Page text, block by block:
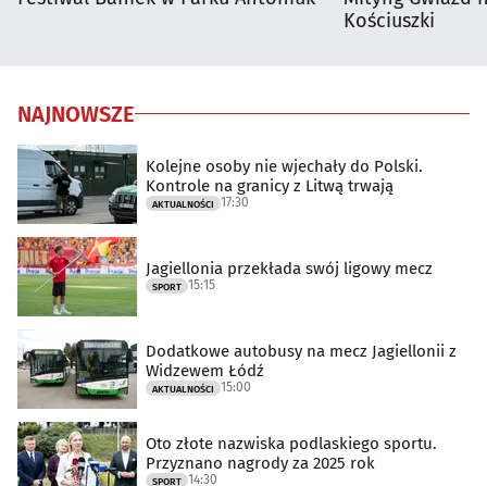
Kościuszki
NAJNOWSZE
Kolejne osoby nie wjechały do Polski.
Kontrole na granicy z Litwą trwają
AKTUALNOŚCI 17:30
Jagiellonia przekłada swój ligowy mecz
SPORT 15:15
Dodatkowe autobusy na mecz Jagiellonii z
Widzewem Łódź
AKTUALNOŚCI 15:00
Oto złote nazwiska podlaskiego sportu.
Przyznano nagrody za 2025 rok
SPORT 14:30